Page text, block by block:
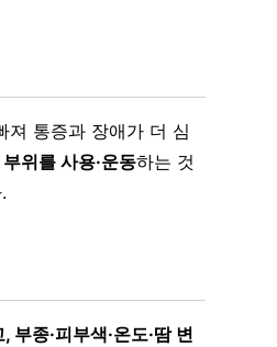
져 통증과 장애가 더 심
위를 사용·운동하는 것
종·피부색·온도·땀 변